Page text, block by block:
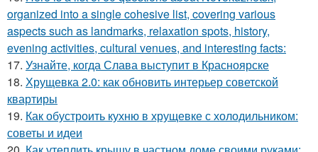
organized into a single cohesive list, covering various
aspects such as landmarks, relaxation spots, history,
evening activities, cultural venues, and interesting facts:
17. Узнайте, когда Слава выступит в Красноярске
18. Хрущевка 2.0: как обновить интерьер советской
квартиры
19. Как обустроить кухню в хрущевке с холодильником:
советы и идеи